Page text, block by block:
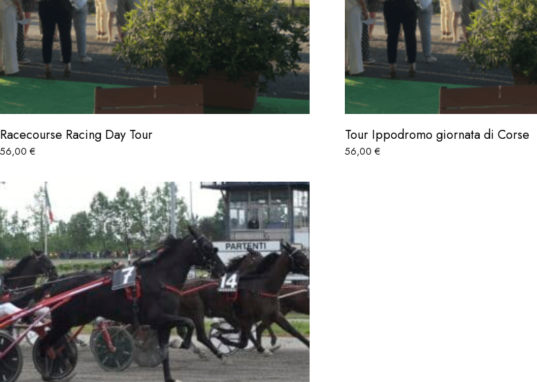
Racecourse Racing Day Tour
56,00 €
Tour Ippodromo giornata di Corse
56,00€